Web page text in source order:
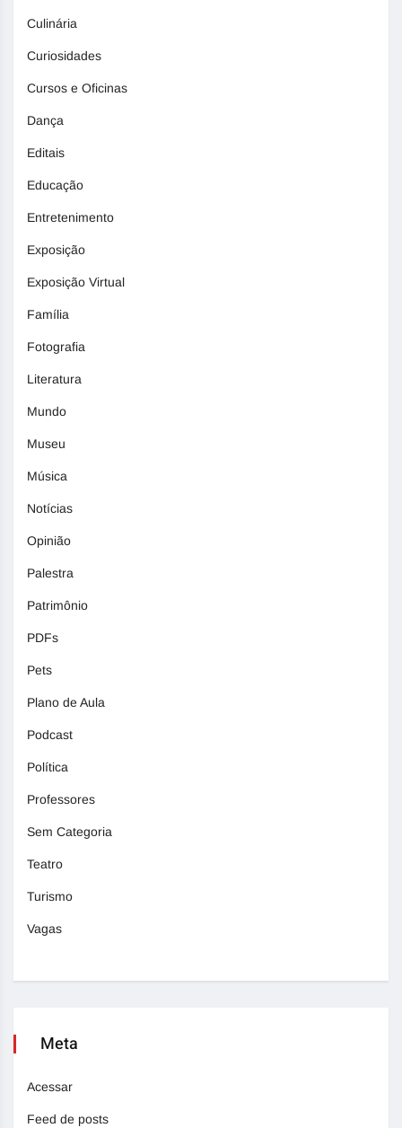
Culinária
Curiosidades
Cursos e Oficinas
Dança
Editais
Educação
Entretenimento
Exposição
Exposição Virtual
Família
Fotografia
Literatura
Mundo
Museu
Música
Notícias
Opinião
Palestra
Patrimônio
PDFs
Pets
Plano de Aula
Podcast
Política
Professores
Sem Categoria
Teatro
Turismo
Vagas
Meta
Acessar
Feed de posts